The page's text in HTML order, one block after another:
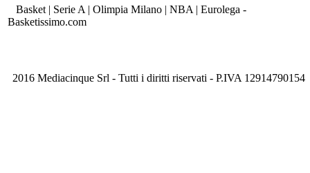
Basket | Serie A | Olimpia Milano | NBA | Eurolega -
Basketissimo.com
2016 Mediacinque Srl - Tutti i diritti riservati - P.IVA 12914790154